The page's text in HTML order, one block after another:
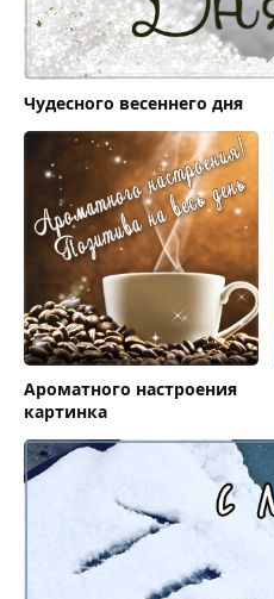
Чудесного весеннего дня
Ароматного настроения
картинка